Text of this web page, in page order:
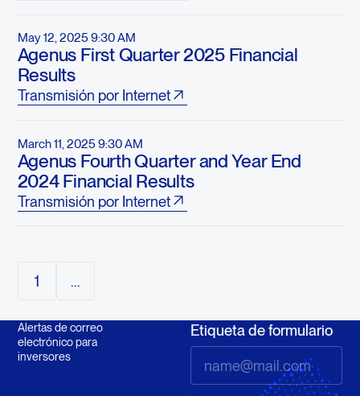
May 12, 2025 9:30 AM
Agenus First Quarter 2025 Financial
Results
Transmisión por Internet
March 11, 2025 9:30 AM
Agenus Fourth Quarter and Year End
2024 Financial Results
Transmisión por Internet
1 ...
Alertas de correo
electrónico para
inversores
Etiqueta de formulario